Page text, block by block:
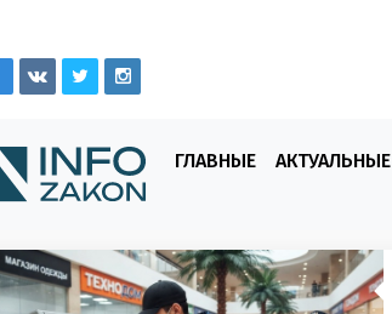
ГЛАВНЫЕ АКТУАЛЬНЫЕ